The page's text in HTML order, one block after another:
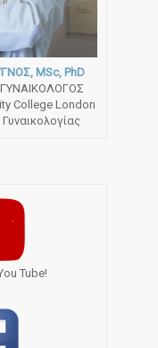
MSc, PhD
College London
Tube!